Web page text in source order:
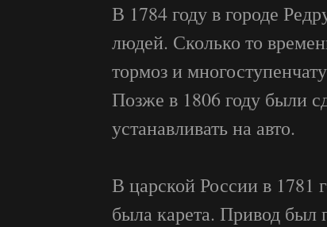
В 1784 году в городе
людей. Сколько то
тормоз и
Позже в 1806 году были
устанавливать на авто.
В царской России в 1781
была карета. Привод был